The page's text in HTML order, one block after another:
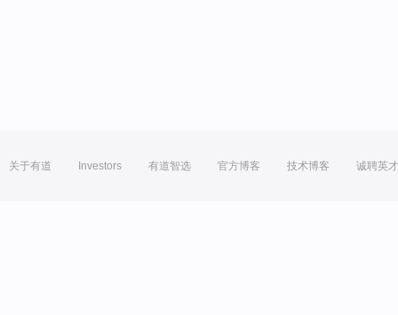
关于有道 Investors 有道智选 官方博客 技术博客 诚聘英才